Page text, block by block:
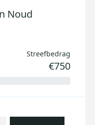
Noud
Streefbedrag
€750